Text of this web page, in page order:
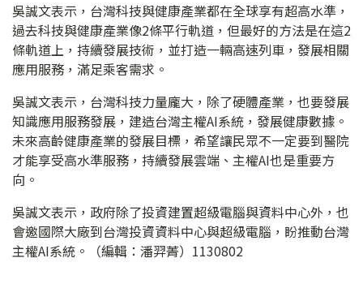
吳誠文表示，台灣科技與健康產業都在全球享有超高水準，
過去科技與健康產業像2條平行軌道，但最好的方法是在這2
條軌道上，持續發展技術，並打造一輛高速列車，發展相關
應用服務，滿足乘客需求。
吳誠文表示，台灣科技力量龐大，除了硬體產業，也要發展
知識應用服務發展，建造台灣主權AI系統，發展健康數據。
未來高齡健康產業的發展目標，希望讓民眾不一定要到醫院
才能享受高水準服務，持續發展雲端、主權AI也是重要方
向。
吳誠文表示，政府除了投資建置超級電腦與資料中心外，也
會邀國際大廠到台灣投資資料中心與超級電腦，盼推動台灣
主權AI系統。（編輯：潘羿菁）1130802